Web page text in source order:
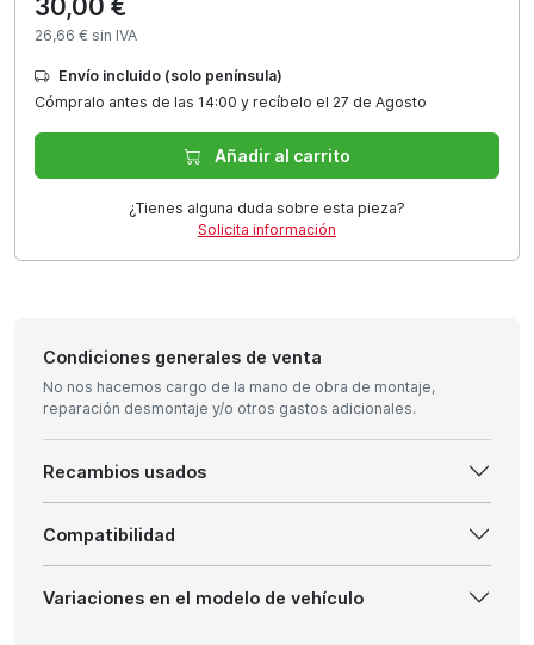
30,00 €
26,66 € sin IVA
Envío incluido (solo península)
Cómpralo antes de las 14:00 y recíbelo el 27 de Agosto
Añadir al carrito
¿Tienes alguna duda sobre esta pieza?
Solicita información
Condiciones generales de venta
No nos hacemos cargo de la mano de obra de montaje,
reparación desmontaje y/o otros gastos adicionales.
Recambios usados
Compatibilidad
Variaciones en el modelo de vehículo